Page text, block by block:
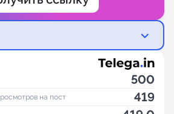
500
на пост 419